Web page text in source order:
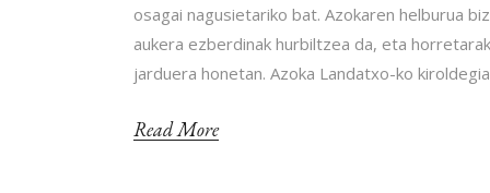
osagai nagusietariko bat. Azokaren helburua
aukera ezberdinak hurbiltzea da, eta
jarduera honetan. Azoka Landatxo-ko
Read More